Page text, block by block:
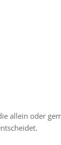
allein oder